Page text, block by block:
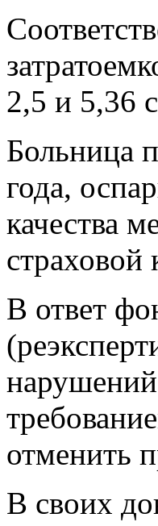
2,5 и 5,36
Больница
года,
качества
В ответ
отменить
В своих